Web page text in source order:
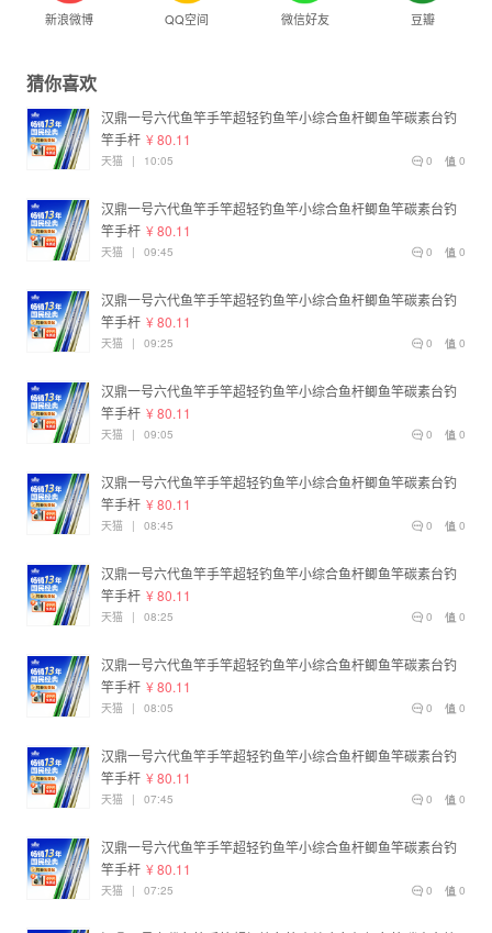
新浪微博 QQ空间 微信好友 豆瓣
猜你喜欢
汉鼎一号六代鱼竿手竿超轻钓鱼竿小综合鱼杆鲫鱼竿碳素台钓
竿手杆 ¥ 80.11
0
0
天猫 | 10:05
汉鼎一号六代鱼竿手竿超轻钓鱼竿小综合鱼杆鲫鱼竿碳素台钓
竿手杆 ¥ 80.11
0
0
天猫 | 09:45
汉鼎一号六代鱼竿手竿超轻钓鱼竿小综合鱼杆鲫鱼竿碳素台钓
竿手杆 ¥ 80.11
0
0
天猫 | 09:25
汉鼎一号六代鱼竿手竿超轻钓鱼竿小综合鱼杆鲫鱼竿碳素台钓
竿手杆 ¥ 80.11
0
0
天猫 | 09:05
汉鼎一号六代鱼竿手竿超轻钓鱼竿小综合鱼杆鲫鱼竿碳素台钓
竿手杆 ¥ 80.11
0
0
天猫 | 08:45
汉鼎一号六代鱼竿手竿超轻钓鱼竿小综合鱼杆鲫鱼竿碳素台钓
竿手杆 ¥ 80.11
0
0
天猫 | 08:25
汉鼎一号六代鱼竿手竿超轻钓鱼竿小综合鱼杆鲫鱼竿碳素台钓
竿手杆 ¥ 80.11
0
0
天猫 | 08:05
汉鼎一号六代鱼竿手竿超轻钓鱼竿小综合鱼杆鲫鱼竿碳素台钓
竿手杆 ¥ 80.11
0
0
天猫 | 07:45
汉鼎一号六代鱼竿手竿超轻钓鱼竿小综合鱼杆鲫鱼竿碳素台钓
竿手杆 ¥ 80.11
0
0
天猫 | 07:25